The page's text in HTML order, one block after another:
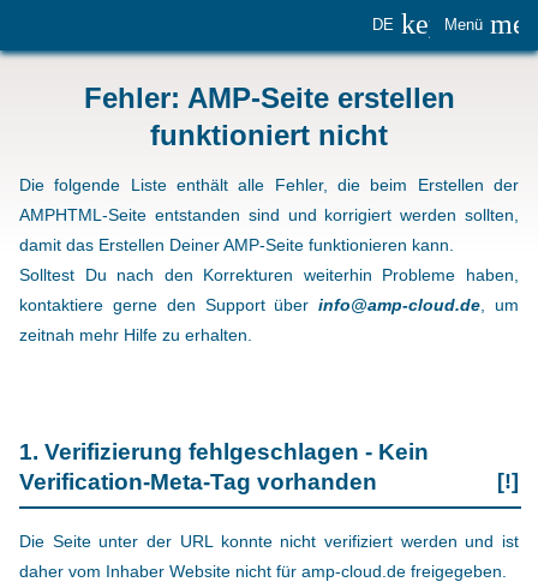
DE Menü
Fehler: AMP-Seite erstellen
funktioniert nicht
Die folgende Liste enthält alle Fehler, die beim Erstellen der
AMPHTML-Seite entstanden sind und korrigiert werden sollten,
damit das Erstellen Deiner AMP-Seite funktionieren kann.
Solltest Du nach den Korrekturen weiterhin Probleme haben,
kontaktiere gerne den Support überinfo@amp-cloud.de, um
zeitnah mehr Hilfe zu erhalten.
1. Verifizierung fehlgeschlagen - Kein
Verification-Meta-Tag vorhanden
[!]
Die Seite unter der URL konnte nicht verifiziert werden und ist
daher vom Inhaber Website nicht für amp-cloud.de freigegeben.